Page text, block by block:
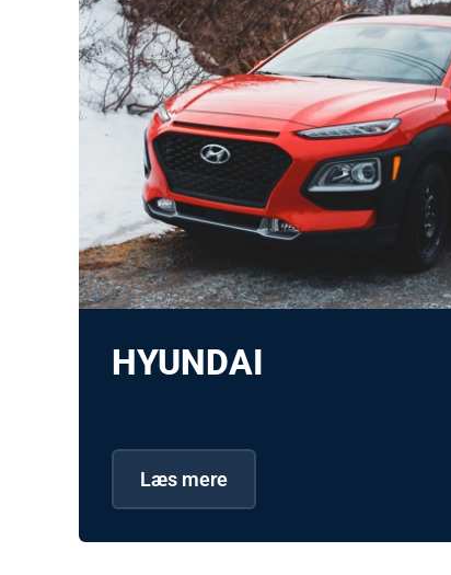
HYUNDAI
Læs mere